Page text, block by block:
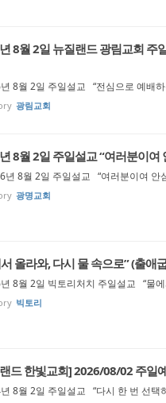
8월 2일 뉴질랜드 광림교회 주
8월 2일 주일설교 “전심으로 예배
광림교회
8월 2일 주일설교 “여러분이여
8월 2일 주일설교 “여러분이여 안
광명교회
올라와, 다시 물 속으로” (출애
8월 2일 빅토리처치 주일설교 “물
빅토리
드 한빛교회] 2026/08/02 주일
8월 2일 주일설교 “다시 한 번 선